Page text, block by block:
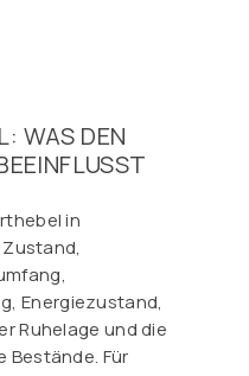
WAS DEN
in
Energiezustand,
Ruhelage und die
Bestände. Für